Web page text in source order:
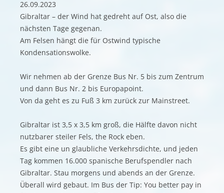
26.09.2023
Gibraltar – der Wind hat gedreht auf Ost, also die
nächsten Tage gegenan.
Am Felsen hängt die für Ostwind typische
Kondensationswolke.
Wir nehmen ab der Grenze Bus Nr. 5 bis zum Zentrum
und dann Bus Nr. 2 bis Europapoint.
Von da geht es zu Fuß 3 km zurück zur Mainstreet.
Gibraltar ist 3,5 x 3,5 km groß, die Hälfte davon nicht
nutzbarer steiler Fels, the Rock eben.
Es gibt eine un glaubliche Verkehrsdichte, und jeden
Tag kommen 16.000 spanische Berufspendler nach
Gibraltar. Stau morgens und abends an der Grenze.
Überall wird gebaut. Im Bus der Tip: You better pay in